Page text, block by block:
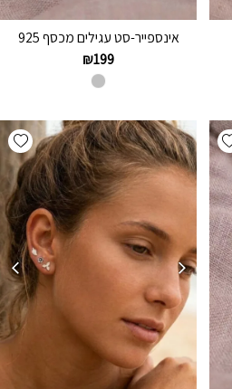
אינספייר-סט עגילים מכסף 925
₪199
Add wishlist